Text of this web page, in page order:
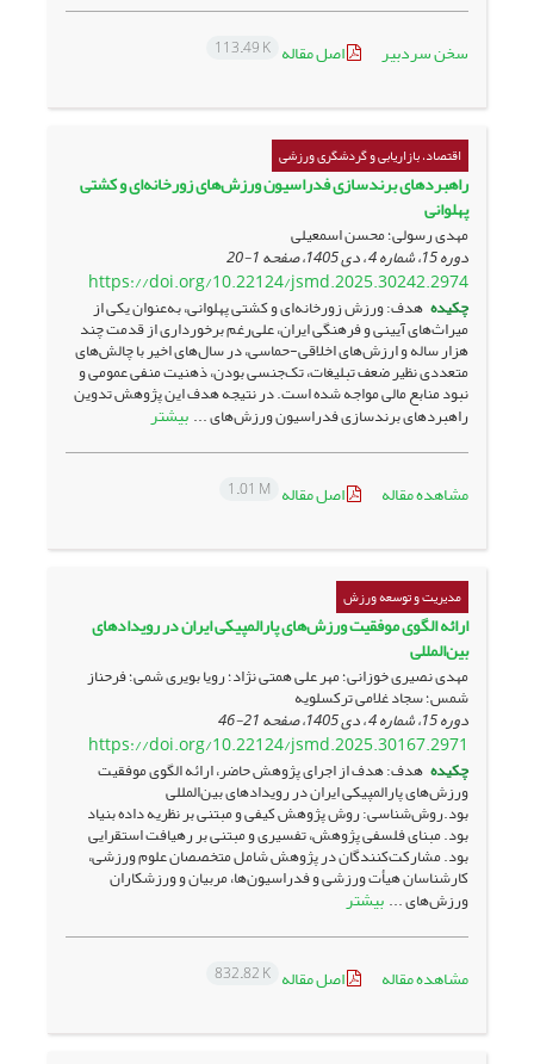
سخن سردبیر اصل مقاله 113.49 K
اقتصاد، بازاریابی و گردشگری ورزشی
راهبردهای برندسازی فدراسیون ورزش‌های زورخانه‌ای و کشتی
پهلوانی
مهدی رسولی؛ محسن اسمعیلی
دوره 15، شماره 4 ، دی 1405، صفحه 1-20
https://doi.org/10.22124/jsmd.2025.30242.2974
چکیده هدف: ورزش زورخانه‌ای و کشتی پهلوانی، به‌عنوان یکی از
میراث‌های آیینی و فرهنگی ایران، علی‌رغم برخورداری از قدمت چند
هزار ساله و ارزش‌های اخلاقی-حماسی، در سال‌های اخیر با چالش‌های
متعددی نظیر ضعف تبلیغات، تک‌جنسی بودن، ذهنیت منفی عمومی و
نبود منابع مالی مواجه شده است. در نتیجه هدف این پژوهش تدوین
راهبردهای برندسازی فدراسیون ورزش‌های ... بیشتر
مشاهده مقاله اصل مقاله 1.01 M
مدیریت و توسعه ورزش
ارائه الگوی موفقیت ورزش‌های پارالمپیکی ایران در رویدادهای
بین‌المللی
مهدی نصیری خوزانی؛ مهر علی همتی نژاد؛ رویا بویری شمی؛ فرحناز
شمس؛ سجاد غلامی ترکسلویه
دوره 15، شماره 4 ، دی 1405، صفحه 21-46
https://doi.org/10.22124/jsmd.2025.30167.2971
چکیده هدف: هدف از اجرای پژوهش حاضر، ارائه الگوی موفقیت
ورزش‌های پارالمپیکی ایران در رویدادهای بین‌المللی
بود.روش‌شناسی: روش پژوهش کیفی و مبتنی بر نظریه داده بنیاد
بود. مبنای فلسفی پژوهش، تفسیری و مبتنی بر رهیافت استقرایی
بود. مشارکت‌کنندگان در پژوهش شامل متخصصان علوم ورزشی،
کارشناسان هیأت ورزشی و فدراسیون‌ها، مربیان و ورزشکاران
ورزش‌های ... بیشتر
مشاهده مقاله اصل مقاله 832.82 K